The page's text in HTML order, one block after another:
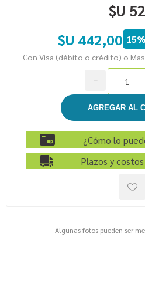
$U
$U 442,00
Con Visa (débito o crédito) o
h
¿Cómo lo
Plazos y
Algunas fotos pueden ser